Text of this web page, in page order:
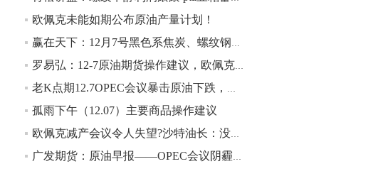
14:20
方正有色研究团队：高度重视贵金属的阶
段性机会。自年初以来沪金上涨16.93%，
立涨势，白银将开启补涨，且涨幅超过黄
金，金银比有望高位回归。
13:55
豆二期货主力合约涨停，涨幅达3.98%，报
CBOT大豆期货市场上涨，11月期约收高
欧佩克未能如期公布原油产量计划！
赢在天下：12月7号黑色系焦炭、螺纹钢交易策略
罗易弘：12-7原油期货操作建议，欧佩克会议减产不易，今日见分晓
老K点期12.7OPEC会议暴击原油下跌，焦炭1905反转空
孤雨下午（12.07）主要商品操作建议
欧佩克减产会议令人失望?沙特油长：没有信心，油价重回跌势
广发期货：原油早报——OPEC会议阴霾笼罩油价下跌（20181207）